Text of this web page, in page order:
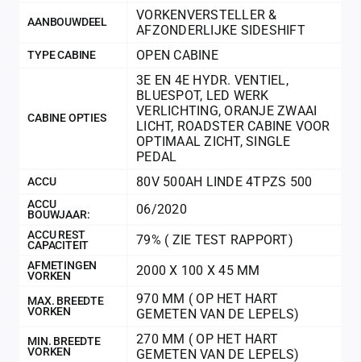
AANBOUWDEEL
VORKENVERSTELLER &
AFZONDERLIJKE SIDESHIFT
TYPE CABINE OPEN CABINE
CABINE OPTIES
3E EN 4E HYDR. VENTIEL,
BLUESPOT, LED WERK
VERLICHTING, ORANJE ZWAAI
LICHT, ROADSTER CABINE VOOR
OPTIMAAL ZICHT,SINGLE
PEDAL
ACCU 80V 500AH LINDE 4TPZS 500
ACCU
BOUWJAAR:
06/2020
ACCU REST
CAPACITEIT
79% ( ZIE TEST RAPPORT)
AFMETINGEN
VORKEN
2000 X 100 X 45 MM
MAX. BREEDTE
VORKEN
970 MM ( OP HET HART
GEMETEN VAN DE LEPELS)
MIN. BREEDTE
VORKEN
270 MM ( OP HET HART
GEMETEN VAN DE LEPELS)